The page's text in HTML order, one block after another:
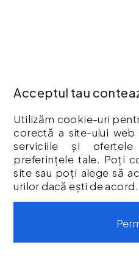
Acceptul tau
Utilizăm cookie-uri
corectă a site-ului web
serviciile și
preferințele tale. Poți
site sau poți alege să
urilor dacă ești de acord.
Vouchere cadou
Istoric comenzi
CONTUL MEU
Contul meu
Istoric comenzi
Listă Favorite
Formular de garanție